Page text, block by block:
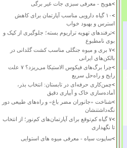
>هویج - معرفی سبزی جات غیر برگی
>
۱۰ گیاه دارویی مناسب آپارتمان برای کاهش
استرس و بهبود خواب
>ترفندهای تهویه تراریوم بسته؛ جلوگیری از کپک و
بوی نامطبوع
>
۷ بری و میوه جنگلی مناسب کشت گلدانی در
بالکن‌های ایرانی
>
چرا برگ‌های فیکوس الاستیکا می‌ریزد؟ ۷ علت
رایج و راه‌حل سریع
>چمن‌کاری حرفه‌ای در تابستان: انتخاب بذر،
آماده‌سازی خاک و آبیاری دقیق
>شناخت «جانوران مضر باغ» و راه‌های طبیعی دور
نگه‌داشتنشان
>
۷ گیاه کم‌توقع برای آپارتمان‌های کم‌نور؛ از انتخاب
تا نگهداری
>ساپوت سیاه - معرفی میوه های استوایی